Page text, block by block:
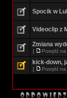
Spocik w
Videoclip z
Zmiana
[ Przejdź
kick-down,
[ Przejdź